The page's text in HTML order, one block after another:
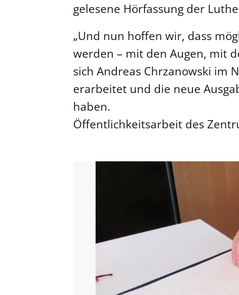
gelesene Hörfassung der
„Und nun hoffen wir, dass
werden – mit den Augen, mit
sich Andreas Chrzanowski im
erarbeitet und die neue
haben.
Öffentlichkeitsarbeit des